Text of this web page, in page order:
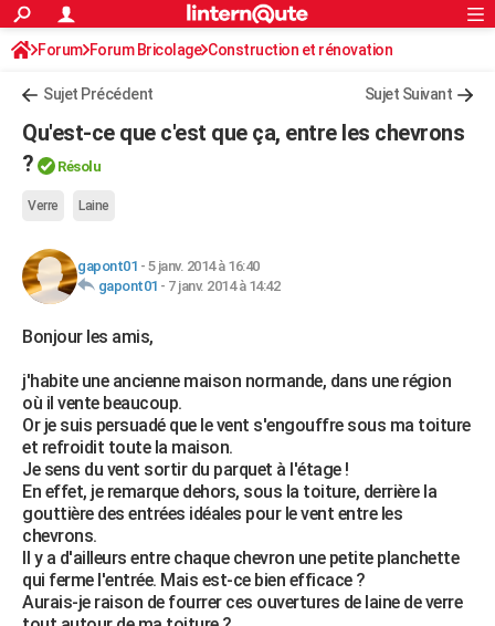
ACTUALITÉS
Politique
Société
Faits Divers
Education
Monde
Villes
+
Programme TV
TNTStreaming
Cinéma
Sorties cinéma
Musique
+FINANCE
Retraite
Impôts
Epargne
Immobilier
Risques naturels par ville
Banque
Assurance
Crédit
AUTO
Essais
Réserver un essai
Citadines
Berlines
SUV
Forum auto
HIGH-TECH
Mobiles
Meilleur smartphone
Internet
Ordinateurs
Jeux vidéo
Guide high-tech
+BRICOLAGE
Forum
Aménagement intérieur
Extérieur
Cuisine
Salle de bains
Jardinage
Rangement
WEEK-END
Guides de France
Escapades
Patrimoine
Expositions
Musées
Week-end nature
+
LIFESTYLE
Art de vivre
Bien-être
Loisirs
Mode
Modes de vie
SANTE
Alimentation
Guide de la santé
Maladies
Médicaments
Sommeil
VOYAGE
Destinations
City break
Voyage nature
Voyage de noces
Forum
Climat
+PHOTO
GUIDES D'ACHAT
BONS PLANS
Rechercher
S'inscrire
Connexion
Forum Forum Bricolage Construction et rénovation
Charpente, toiture, combles
Sujet Précédent Sujet Suivant
Qu'est-ce que c'est que ça, entre les chevrons
?
Résolu
Verre Laine
gapont01 - 5 janv. 2014 à 16:40
gapont01 - 7 janv. 2014 à 14:42
Bonjour les amis,
j'habite une ancienne maison normande, dans une région
où il vente beaucoup.
Or je suis persuadé que le vent s'engouffre sous ma toiture
et refroidit toute la maison.
Je sens du vent sortir du parquet à l'étage !
En effet, je remarque dehors, sous la toiture, derrière la
gouttière des entrées idéales pour le vent entre les
chevrons.
Il y a d'ailleurs entre chaque chevron une petite planchette
qui ferme l'entrée. Mais est-ce bien efficace ?
Aurais-je raison de fourrer ces ouvertures de laine de verre